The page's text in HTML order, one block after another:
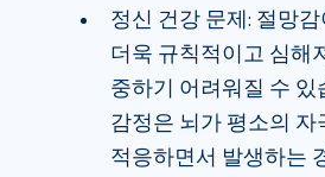
정신 건강 문제: 절망감
더욱 규칙적이고 심해
중하기 어려워질 수 있
감정은 뇌가 평소의 자
적응하면서 발생하는